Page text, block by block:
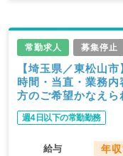
常勤求人 募集停止
【埼玉県／東松山
時間・当直・業務
方のご希望かなえ
勤）
週4日以下の常勤勤務
給与 年